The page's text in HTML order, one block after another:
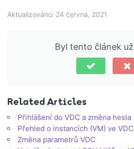
Aktualizováno: 24 června, 2021
Byl tento článek
Related Articles
Přihlášení do VDC a změna hesla
Přehled o instancích (VM) ve VDC
Změna parametrů VDC